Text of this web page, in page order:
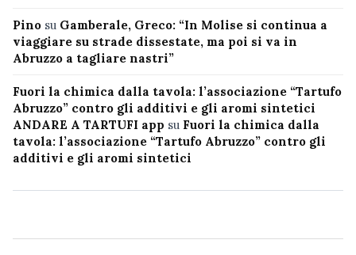
Pino su Gamberale, Greco: “In Molise si continua a
viaggiare su strade dissestate, ma poi si va in
Abruzzo a tagliare nastri”
Fuori la chimica dalla tavola: l’associazione “Tartufo
Abruzzo” contro gli additivi e gli aromi sintetici
ANDARE A TARTUFI app su Fuori la chimica dalla
tavola: l’associazione “Tartufo Abruzzo” contro gli
additivi e gli aromi sintetici